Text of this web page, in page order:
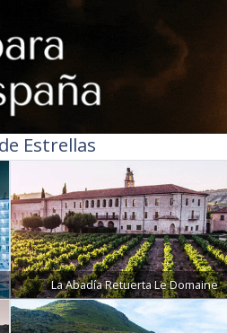
Estrellas
La Abadía Retuerta Le Domaine